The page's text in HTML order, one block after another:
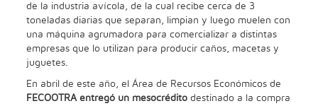
de la industria avícola, de la cual recibe cerca de 3
toneladas diarias que separan, limpian y luego muelen con
una máquina agrumadora para comercializar a distintas
empresas que lo utilizan para producir caños, macetas y
juguetes.
En abril de este año, el Área de Recursos Económicos de
FECOOTRA entregó un mesocrédito destinado a la compra